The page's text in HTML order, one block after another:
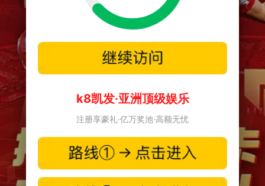
k8凯发·亚洲顶级娱乐
注册享豪礼·亿万奖池·高额无忧